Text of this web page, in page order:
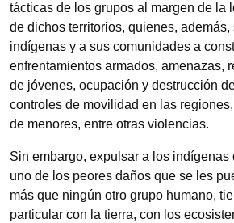
tácticas de los grupos al margen de la
de dichos territorios, quienes, además,
indígenas y a sus comunidades a
enfrentamientos armados, amenazas,
de jóvenes, ocupación y destrucción
controles de movilidad en las
de menores, entre otras violencias.
Sin embargo, expulsar a los indígenas
uno de los peores daños que se les
más que ningún otro grupo humano,
particular con la tierra, con los